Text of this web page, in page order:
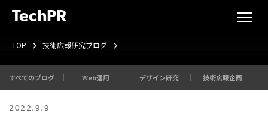
TechPR
TOP 技術広報研究ブログ
すべてのブログ Web運用 デザイン研究 技術広報企画
2022.9.9